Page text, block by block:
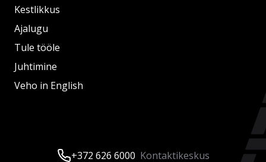
Kestlikkus
Ajalugu
Tule tööle
Juhtimine
Veho in English
+372 626 6000 Kontaktikeskus